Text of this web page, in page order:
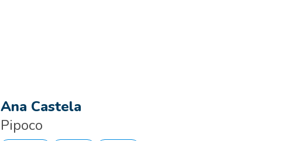
Ana Castela
Pipoco